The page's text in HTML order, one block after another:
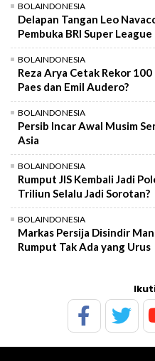
BOLAINDONESIA
Delapan Tangan Leo
Pembuka BRI Super League
BOLAINDONESIA
Reza Arya Cetak Rekor
Paes dan Emil Audero?
BOLAINDONESIA
Persib Incar Awal Musim
Asia
BOLAINDONESIA
Rumput JIS Kembali Jadi
Triliun Selalu Jadi Sorotan?
BOLAINDONESIA
Markas Persija Disindir
Rumput Tak Ada yang Urus